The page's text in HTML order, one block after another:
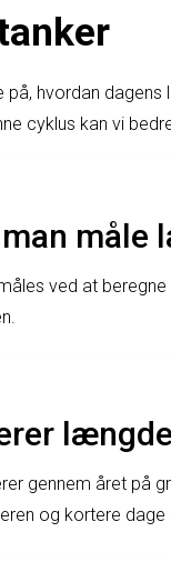
hvordan
cyklus kan vi
måle
ved at
gennem året på
og kortere dage